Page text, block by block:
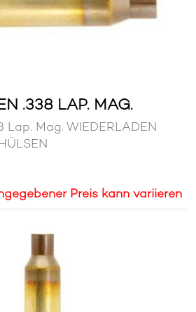
.338 LAP. MAG.
Lap. Mag. WIEDERLADEN
Preis kann variieren